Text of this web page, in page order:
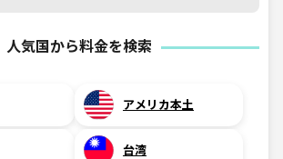
人気国から料金を検索
アメリカ本土
台湾